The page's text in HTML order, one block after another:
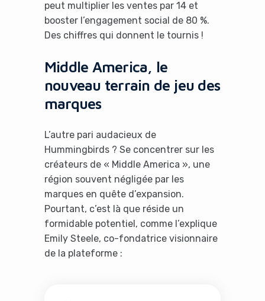
peut multiplier les ventes par 14 et
booster l’engagement social de 80 %.
Des chiffres qui donnent le tournis !
Middle America, le
nouveau terrain de jeu des
marques
L’autre pari audacieux de
Hummingbirds ? Se concentrer sur les
créateurs de « Middle America », une
région souvent négligée par les
marques en quête d’expansion.
Pourtant, c’est là que réside un
formidable potentiel, comme l’explique
Emily Steele, co-fondatrice visionnaire
de la plateforme :